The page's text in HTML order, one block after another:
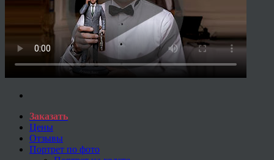
Заказать
Цены
Отзывы
Портрет по фото